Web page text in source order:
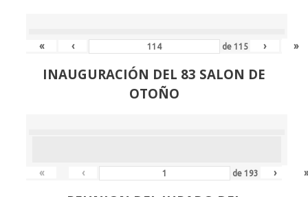
« ‹ de115 › »
INAUGURACIÓN DEL 83 SALON DE
OTOÑO
« ‹ de193 ›